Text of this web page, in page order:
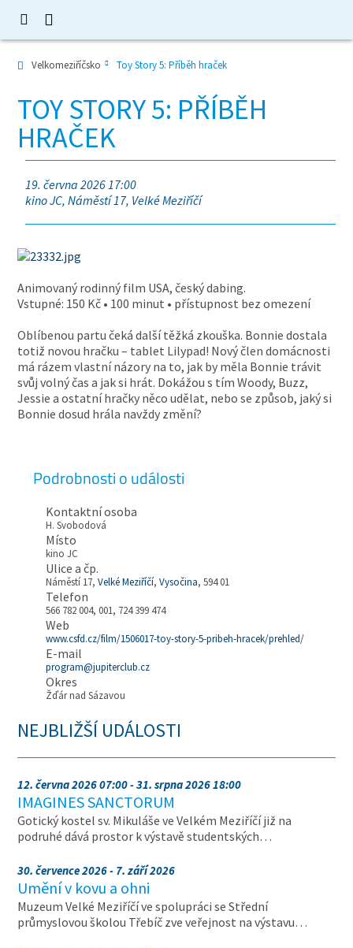
Velkomeziříčsko Toy Story 5: Příběh hraček
TOY STORY 5: PŘÍBĚH
HRAČEK
19. června 2026 17:00
kino JC, Náměstí 17, Velké Meziříčí
Animovaný rodinný film USA, český dabing.
Vstupné: 150 Kč • 100 minut • přístupnost bez omezení
Oblíbenou partu čeká další těžká zkouška. Bonnie dostala
totiž novou hračku – tablet Lilypad! Nový člen domácnosti
má rázem vlastní názory na to, jak by měla Bonnie trávit
svůj volný čas a jak si hrát. Dokážou s tím Woody, Buzz,
Jessie a ostatní hračky něco udělat, nebo se způsob, jaký si
Bonnie dosud hrála navždy změní?
Podrobnosti o události
Kontaktní osoba
H. Svobodová
Místo
kino JC
Ulice a čp.
Náměstí 17,Velké Meziříčí,Vysočina, 594 01
Telefon
566 782 004, 001, 724 399 474
Web
www.csfd.cz/film/1506017-toy-story-5-pribeh-hracek/prehled/
E-mail
program@jupiterclub.cz
Okres
Žďár nad Sázavou
NEJBLIŽŠÍ UDÁLOSTI
12. června 2026 07:00 - 31. srpna 2026 18:00
IMAGINES SANCTORUM
Gotický kostel sv. Mikuláše ve Velkém Meziříčí již na
podruhé dává prostor k výstavě studentských…
30. července 2026 - 7. září 2026
Umění v kovu a ohni
Muzeum Velké Meziříčí ve spolupráci se Střední
průmyslovou školou Třebíč zve veřejnost na výstavu…